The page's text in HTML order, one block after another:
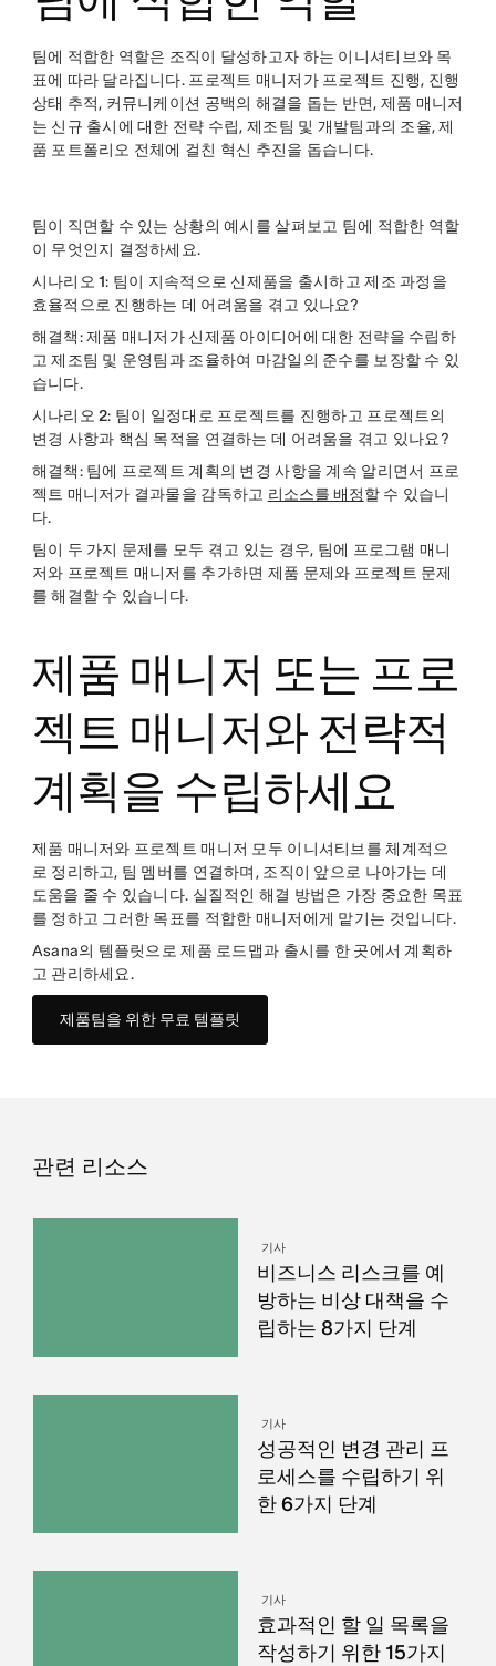
팀에 적합한 역할은 조직이 달성하고자 하는 이니셔티브와 목
표에 따라 달라집니다. 프로젝트 매니저가 프로젝트 진행, 진행
상태 추적, 커뮤니케이션 공백의 해결을 돕는 반면, 제품 매니저
는 신규 출시에 대한 전략 수립, 제조팀 및 개발팀과의 조율, 제
품 포트폴리오 전체에 걸친 혁신 추진을 돕습니다.
팀이 직면할 수 있는 상황의 예시를 살펴보고 팀에 적합한 역할
이 무엇인지 결정하세요.
시나리오 1: 팀이 지속적으로 신제품을 출시하고 제조 과정을
효율적으로 진행하는 데 어려움을 겪고 있나요?
해결책: 제품 매니저가 신제품 아이디어에 대한 전략을 수립하
고 제조팀 및 운영팀과 조율하여 마감일의 준수를 보장할 수 있
습니다.
시나리오 2: 팀이 일정대로 프로젝트를 진행하고 프로젝트의
변경 사항과 핵심 목적을 연결하는 데 어려움을 겪고 있나요?
해결책: 팀에 프로젝트 계획의 변경 사항을 계속 알리면서 프로
젝트 매니저가 결과물을 감독하고 리소스를 배정할 수 있습니
다.
팀이 두 가지 문제를 모두 겪고 있는 경우, 팀에 프로그램 매니
저와 프로젝트 매니저를 추가하면 제품 문제와 프로젝트 문제
를 해결할 수 있습니다.
제품 매니저 또는 프로
젝트 매니저와 전략적
계획을 수립하세요
제품 매니저와 프로젝트 매니저 모두 이니셔티브를 체계적으
로 정리하고, 팀 멤버를 연결하며, 조직이 앞으로 나아가는 데
도움을 줄 수 있습니다. 실질적인 해결 방법은 가장 중요한 목표
를 정하고 그러한 목표를 적합한 매니저에게 맡기는 것입니다.
Asana의 템플릿으로 제품 로드맵과 출시를 한 곳에서 계획하
고 관리하세요.
제품팀을 위한 무료 템플릿
관련 리소스
기사
비즈니스 리스크를 예
방하는 비상 대책을 수
립하는 8가지 단계
기사
성공적인 변경 관리 프
로세스를 수립하기 위
한 6가지 단계
기사
효과적인 할 일 목록을
작성하기 위한 15가지